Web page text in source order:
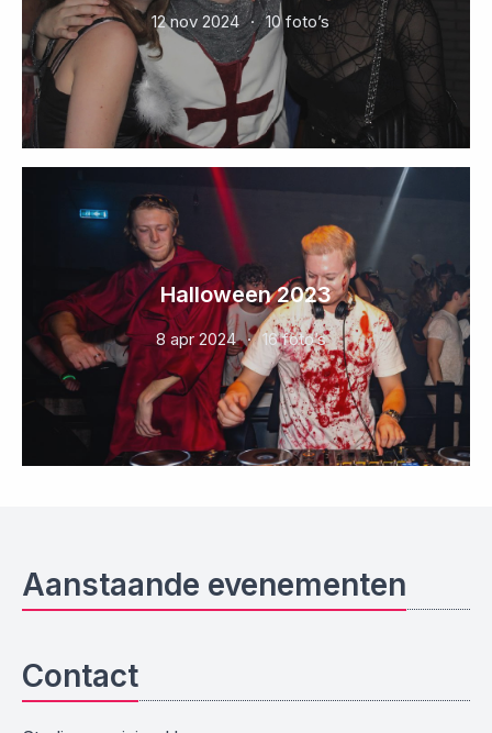
12 nov 2024 10 foto’s
Halloween 2023
8 apr 2024 16 foto’s
Aanstaande evenementen
Contact